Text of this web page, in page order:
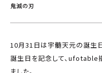
鬼滅の刃
10月31日は宇髄天元の誕生日
誕生日を記念して、ufotable
ました。